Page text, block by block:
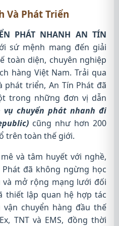
Và Phát Triển
PHÁT NHANH AN TÍN
sứ mệnh mang đến giải
toàn diện, chuyên nghiệp
hàng Việt Nam. Trải qua
phát triển, An Tín Phát đã
trong những đơn vị dẫn
vụ chuyển phát nhanh đi
cũng như hơn 200
trên toàn thế giới.
và tâm huyết với nghề,
đã không ngừng học
và mở rộng mạng lưới đối
thiết lập quan hệ hợp tác
chuyển hàng đầu thế
TNT và EMS, đồng thời